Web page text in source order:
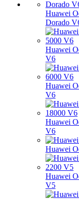
Huawei
Dorado
Huawei
V6
Huawei
V6
Huawei
V6
Huawei
Huawei
V5